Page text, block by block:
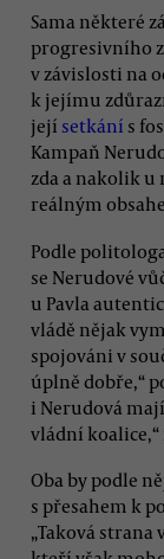
Sama některé
progresivního
v závislosti na
k jejímu
její setkání s
Kampaň
zda a nakolik
reálným
Podle
se Nerudové
u Pavla
vládě nějak
spojováni v
úplně dobře,“
i Nerudová
vládní
Oba by podle
s přesahem k
„Taková